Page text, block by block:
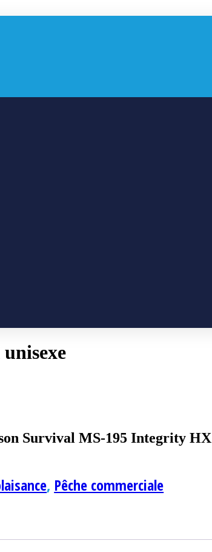
Survival MS-195 Integrity HX
, Pêche commerciale